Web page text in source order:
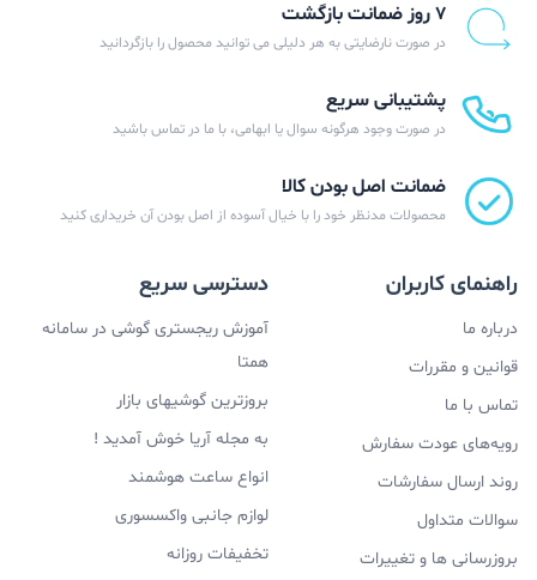
۷ روز ضمانت بازگشت
در صورت نارضایتی به هر دلیلی می توانید محصول را بازگردانید
پشتیبانی سریع
در صورت وجود هرگونه سوال یا ابهامی، با ما در تماس باشید
ضمانت اصل بودن کالا
محصولات مدنظر خود را با خیال آسوده از اصل بودن آن خریداری کنید
راهنمای کاربران
درباره ما
قوانین و مقررات
تماس با ما
رویه‌های عودت سفارش
روند ارسال سفارشات
سوالات متداول
بروزرسانی ها و تغییرات
دسترسی سریع
آموزش ریجستری گوشی در سامانه
همتا
بروزترین گوشیهای بازار
به مجله آریا خوش آمدید !
انواع ساعت هوشمند
لوازم جانبی واکسسوری
تخفیفات روزانه